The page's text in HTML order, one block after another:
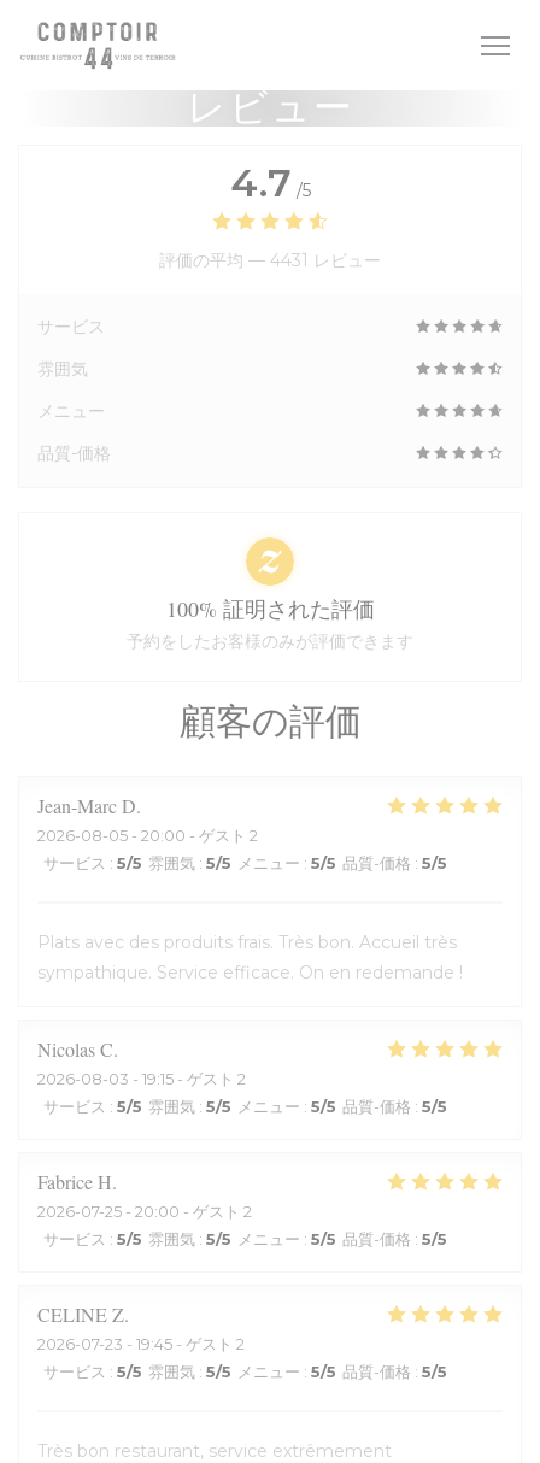
クッキー利用の管理について
レビュー
顧客の評価
Jean-MarcD
2026-08-05 - 20:00 - ゲスト 2
サービス : 5/5 雰囲気 : 5/5 メニュー : 5/5 品質-価格 : 5/5
Plats avec des produits frais. Très bon. Accueil très
sympathique. Service efficace. On en redemande !
NicolasC
2026-08-03 - 19:15 - ゲスト 2
サービス : 5/5 雰囲気 : 5/5 メニュー : 5/5 品質-価格 : 5/5
FabriceH
2026-07-25 - 20:00 - ゲスト 2
サービス : 5/5 雰囲気 : 5/5 メニュー : 5/5 品質-価格 : 5/5
CELINEZ
2026-07-23 - 19:45 - ゲスト 2
サービス : 5/5 雰囲気 : 5/5 メニュー : 5/5 品質-価格 : 5/5
Très bon restaurant, service extrêmement
4.7 /5
評価の平均 — 4431 レビュー
サービス
雰囲気
メニュー
品質-価格
100% 証明された評価
予約をしたお客様のみが評価できます